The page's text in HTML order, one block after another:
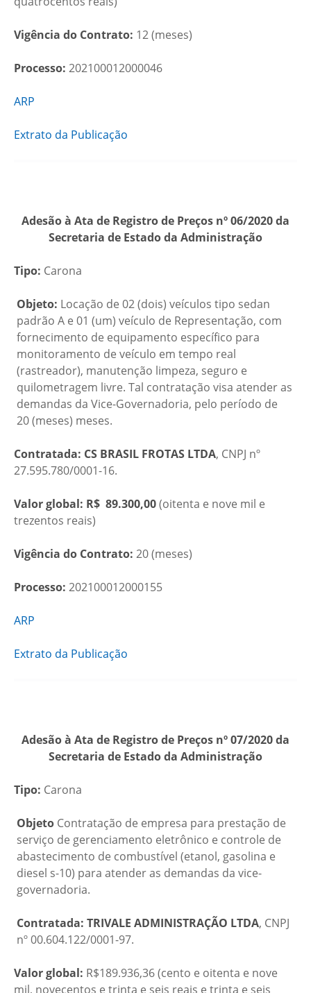
Vigência do Contrato: 12 (meses)
Processo: 202100012000046
ARP
Extrato da Publicação
Adesão à Ata de Registro de Preços nº 06/2020 da
Secretaria de Estado da Administração
Tipo: Carona
Objeto: Locação de 02 (dois) veículos tipo sedan
padrão A e 01 (um) veículo de Representação, com
fornecimento de equipamento específico para
monitoramento de veículo em tempo real
(rastreador), manutenção limpeza, seguro e
quilometragem livre. Tal contratação visa atender as
demandas da Vice-Governadoria, pelo período de
20 (meses) meses.
Contratada: CS BRASIL FROTAS LTDA, CNPJ nº
27.595.780/0001-16.
Valor global: R$ 89.300,00(oitenta e nove mil e
trezentos reais)
Vigência do Contrato: 20 (meses)
Processo: 202100012000155
ARP
Extrato da Publicação
Adesão à Ata de Registro de Preços nº 07/2020 da
Secretaria de Estado da Administração
Tipo: Carona
Objeto Contratação de empresa para prestação de
serviço de gerenciamento eletrônico e controle de
abastecimento de combustível (etanol, gasolina e
diesel s-10) para atender as demandas da vice-
governadoria.
Contratada: TRIVALE ADMINISTRAÇÃO LTDA, CNPJ
nº 00.604.122/0001-97.
Valor global: R$189.936,36 (cento e oitenta e nove
mil, novecentos e trinta e seis reais e trinta e seis